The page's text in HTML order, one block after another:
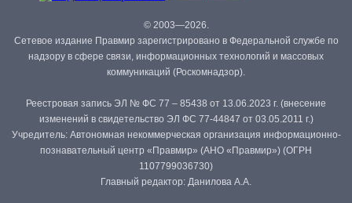
© 2003—2026.
Сетевое издание Правмир зарегистрировано в Федеральной службе по
надзору в сфере связи, информационных технологий и массовых
коммуникаций (Роскомнадзор).
Реестровая запись ЭЛ № ФС 77 – 85438 от 13.06.2023 г. (внесение
изменений в свидетельство ЭЛ ФС 77-44847 от 03.05.2011 г.)
Учредитель: Автономная некоммерческая организация информационно-
познавательный центр «Правмир» (АНО «Правмир») (ОГРН
1107799036730)
Главный редактор: Данилова А.А.